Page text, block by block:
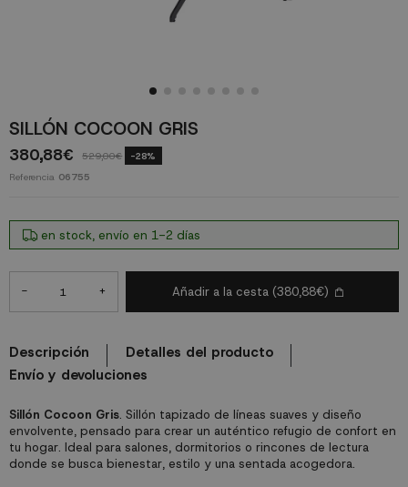
SILLÓN COCOON GRIS
380,88€ 529,00€ -28%
Referencia 06755
Sillón Cocoon Gris. Sillón tapizado de líneas suaves y diseño
envolvente, pensado para crear un auténtico refugio de confort en
tu hogar. Ideal para salones, dormitorios o rincones de lectura
donde se busca bienestar, estilo y una sentada acogedora.
en stock, envío en 1-2 días
- + Añadir a la cesta (380,88€)
Descripción
Detalles del producto
Envío y devoluciones